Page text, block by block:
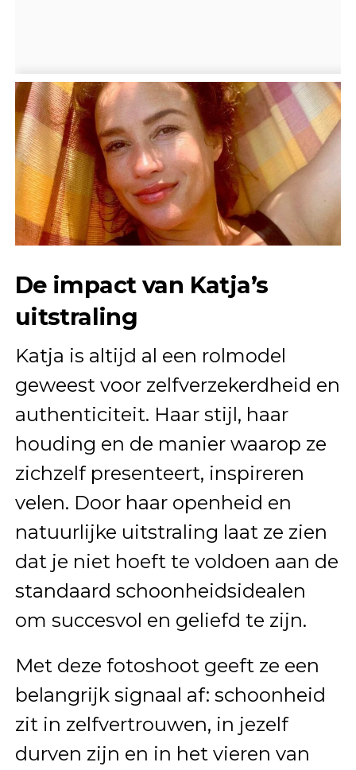
De impact van Katja’s
uitstraling
Katja is altijd al een rolmodel
geweest voor zelfverzekerdheid en
authenticiteit. Haar stijl, haar
houding en de manier waarop ze
zichzelf presenteert, inspireren
velen. Door haar openheid en
natuurlijke uitstraling laat ze zien
dat je niet hoeft te voldoen aan de
standaard schoonheidsidealen
om succesvol en geliefd te zijn.
Met deze fotoshoot geeft ze een
belangrijk signaal af: schoonheid
zit in zelfvertrouwen, in jezelf
durven zijn en in het vieren van